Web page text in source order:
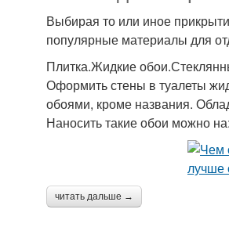
Выбирая то или иное
популярные материалы для
Плитка.Жидкие
Оформить стены в туалеты
обоями, кроме названия.
Наносить такие обои можно на:
читать дальше →